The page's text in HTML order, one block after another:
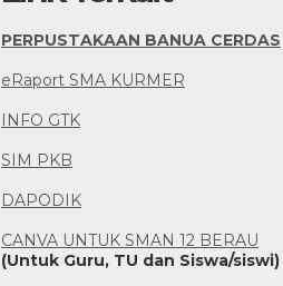
PERPUSTAKAAN BANUA CERDAS
eRaport SMA KURMER
INFO GTK
SIM PKB
DAPODIK
CANVA UNTUK SMAN 12 BERAU
(Untuk Guru, TU dan Siswa/siswi)